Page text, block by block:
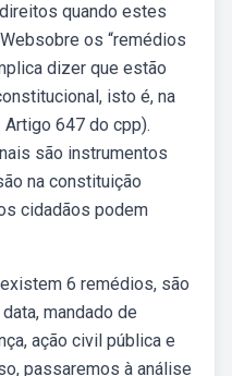
quando estes
os “remédios
dizer que estão
isto é, na
647 do cpp).
são instrumentos
na constituição
cidadãos podem
6 remédios, são
mandado de
ação civil pública e
passaremos à análise